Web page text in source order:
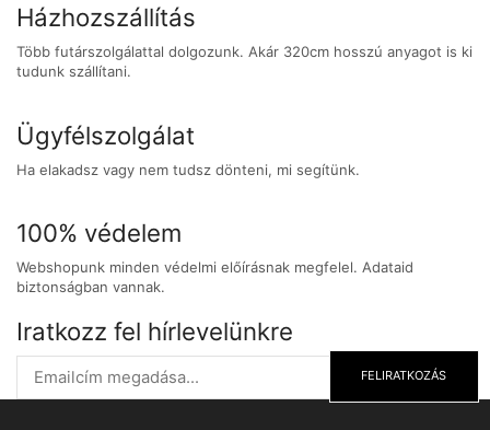
Házhozszállítás
Több futárszolgálattal dolgozunk. Akár 320cm hosszú anyagot is ki
tudunk szállítani.
Ügyfélszolgálat
Ha elakadsz vagy nem tudsz dönteni, mi segítünk.
100% védelem
Webshopunk minden védelmi előírásnak megfelel. Adataid
biztonságban vannak.
Iratkozz fel hírlevelünkre
FELIRATKOZÁS